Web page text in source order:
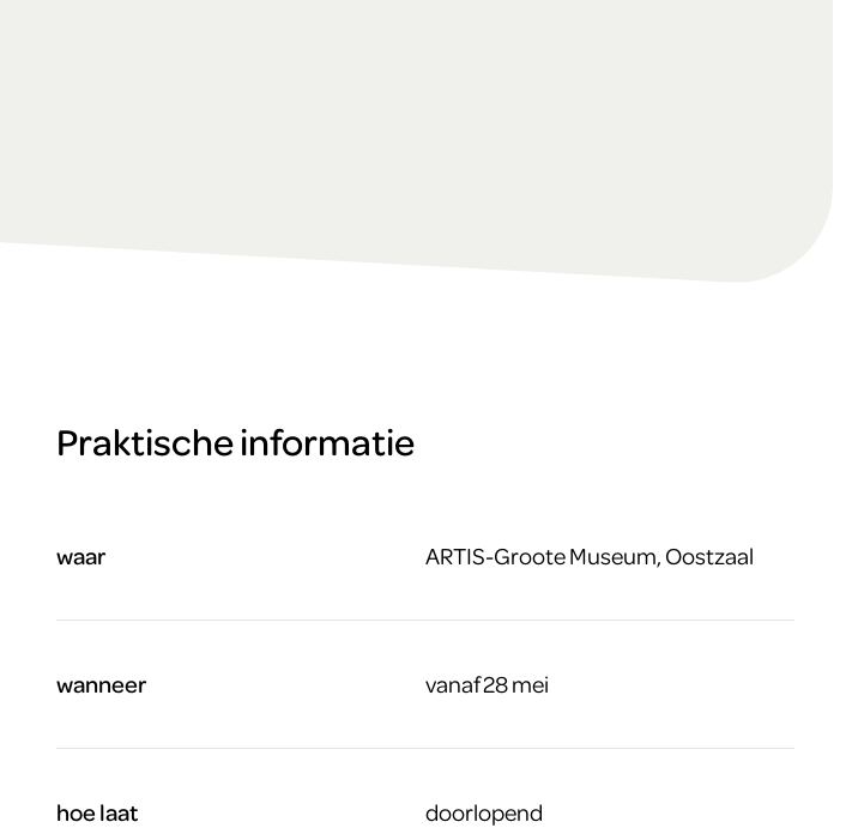
Praktische informatie
waar ARTIS-Groote Museum, Oostzaal
wanneer vanaf 28 mei
hoe laat doorlopend